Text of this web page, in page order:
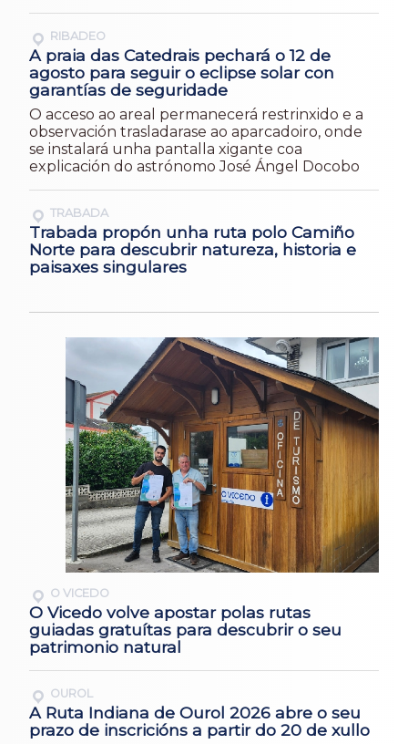
RIBADEO
A praia das Catedrais pechará o 12 de
agosto para seguir o eclipse solar con
garantías de seguridade
O acceso ao areal permanecerá restrinxido e a
observación trasladarase ao aparcadoiro, onde
se instalará unha pantalla xigante coa
explicación do astrónomo José Ángel Docobo
TRABADA
Trabada propón unha ruta polo Camiño
Norte para descubrir natureza, historia e
paisaxes singulares
O VICEDO
O Vicedo volve apostar polas rutas
guiadas gratuítas para descubrir o seu
patrimonio natural
OUROL
A Ruta Indiana de Ourol 2026 abre o seu
prazo de inscricións a partir do 20 de xullo